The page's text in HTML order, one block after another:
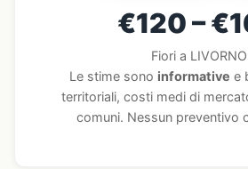
€120 –
Fiori a LIVORNO
Le stime sono informative e
territoriali, costi medi di
comuni. Nessun preventivo